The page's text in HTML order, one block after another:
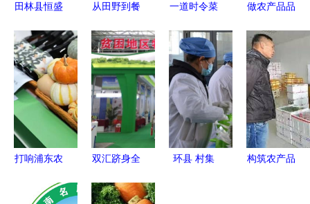
田林县恒盛
匠心打造清
水笋，专注
农产品包装
升级
从田野到餐
产品产销差
价奇大与玩
转新零售的
思考\n\n近
年来，消费
者在超市或
买新鲜蔬果
一道时令菜
父女
因“苦”味食
物中毒抢
救，医生紧
急警告
做农产品品
则
打响浦东农
带动农民长
双汇跻身全
工业十强，
环县 村集
构筑农产品